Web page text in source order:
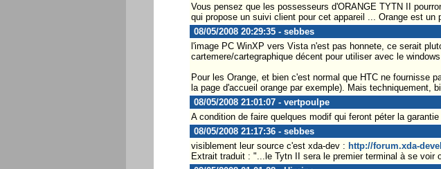
Vous pensez que les possesseurs d'ORANGE TYTN II
qui propose un suivi client pour cet appareil ... Orange est un
08/05/2008 20:29:35 - sebbes
l'image PC WinXP vers Vista n'est pas honnete, ce serait
cartemere/cartegraphique décent pour utiliser avec le
Pour les Orange, et bien c'est normal que HTC ne fournisse
la page d'accueil orange par exemple). Mais techniquement,
08/05/2008 21:01:07 - vertpoulpe
A condition de faire quelques modif qui feront péter la garantie
08/05/2008 21:17:36 - sebbes
visiblement leur source c'est xda-dev : http://forum.xda-
Extrait traduit : "...le Tytn II sera le premier terminal à se voir